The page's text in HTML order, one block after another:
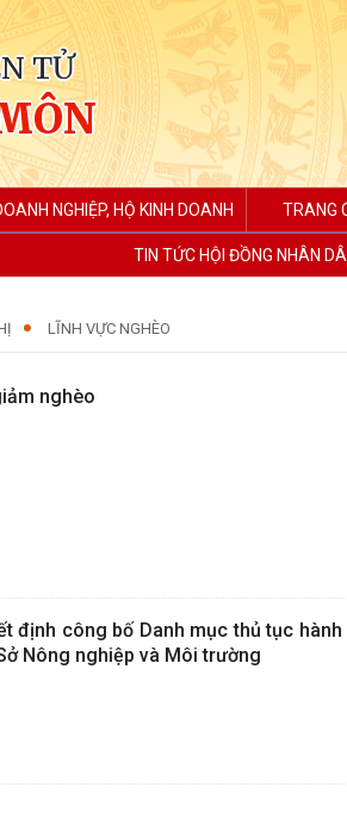
TỬ
NGHIỆP, HỘ KINH DOANH TRANG
TIN TỨC HỘI ĐỒNG NHÂN
LĨNH VỰC NGHÈO
nghèo
định công bố Danh mục thủ tục
Nông nghiệp và Môi trường